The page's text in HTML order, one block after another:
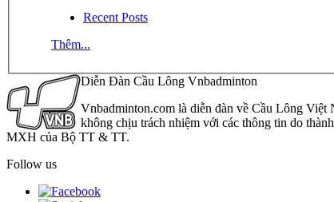
Recent Posts
Thêm...
Diễn Đàn Cầu Lông Vnbadminton
Vnbadminton.com là diễn đàn về Cầu Lông Việt
không chịu trách nhiệm với các thông tin do
MXH của Bộ TT & TT.
Follow us